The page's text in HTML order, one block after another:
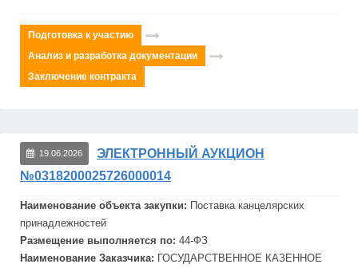
Подготовка к участию
Анализ и разработка документации
Заключение контракта
19.06.2026
ЭЛЕКТРОННЫЙ АУКЦИОН
№0318200025726000014
Наименование объекта закупки: Поставка канцелярских
принадлежностей
Размещение выполняется по: 44-ФЗ
Наименование Заказчика: ГОСУДАРСТВЕННОЕ КАЗЕННОЕ